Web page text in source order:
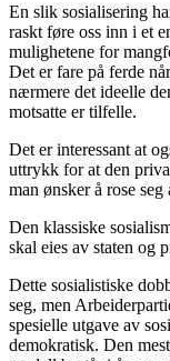
En slik sosialisering
raskt føre oss inn i et
mulighetene for
Det er fare på ferde
nærmere det ideelle
motsatte er tilfelle.
Det er interessant at
uttrykk for at den
man ønsker å rose
Den klassiske
skal eies av staten og
Dette sosialistiske
seg, men
spesielle utgave av
demokratisk. Den